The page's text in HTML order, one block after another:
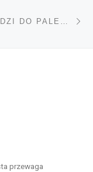
przewaga